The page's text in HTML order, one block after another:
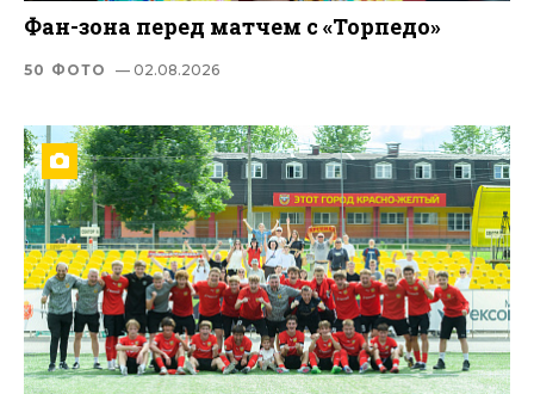
Фан-зона перед матчем с «Торпедо»
50 ФОТО — 02.08.2026